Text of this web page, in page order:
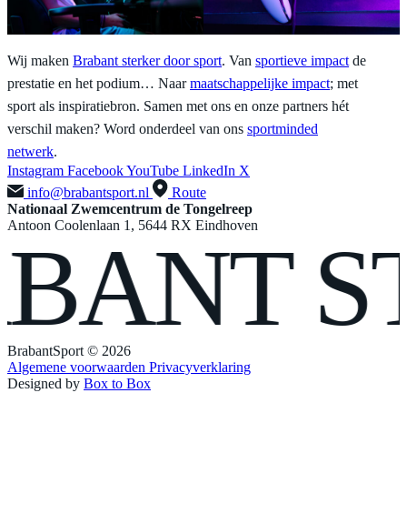
Wij maken Brabant sterker door sport. Van sportieve impact de
prestatie en het podium… Naarmaatschappelijke impact; met
sport als inspiratiebron. Samen met ons en onze partners hét
verschil maken? Word onderdeel van ons sportminded
netwerk.
Instagram FacebookYouTube LinkedIn X
info@brabantsport.nl
Route
Nationaal Zwemcentrum de Tongelreep
Antoon Coolenlaan 1, 5644 RX Eindhoven
BrabantSport © 2026
Algemene voorwaarden Privacyverklaring
Designed by Box to Box